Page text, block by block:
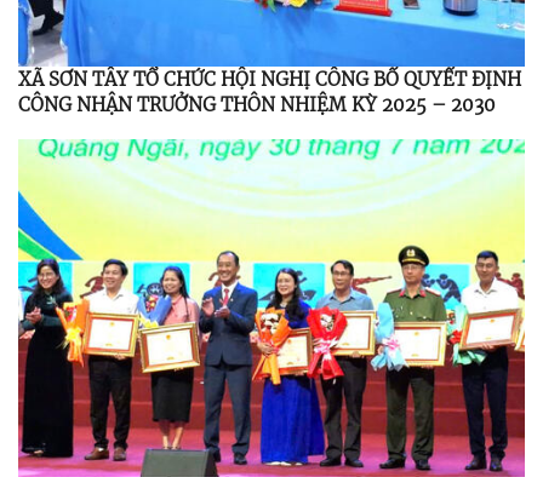
XÃ SƠN TÂY TỔ CHỨC HỘI NGHỊ CÔNG BỐ QUYẾT ĐỊNH
CÔNG NHẬN TRƯỞNG THÔN NHIỆM KỲ 2025 – 2030